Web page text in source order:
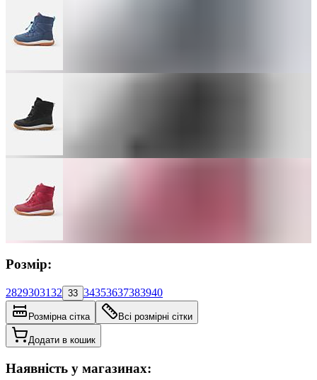
Розмір:
2829303132 33 34353637383940
Розмірна сітка Всі розмірні сітки
Додати в кошик
Наявність у магазинах: